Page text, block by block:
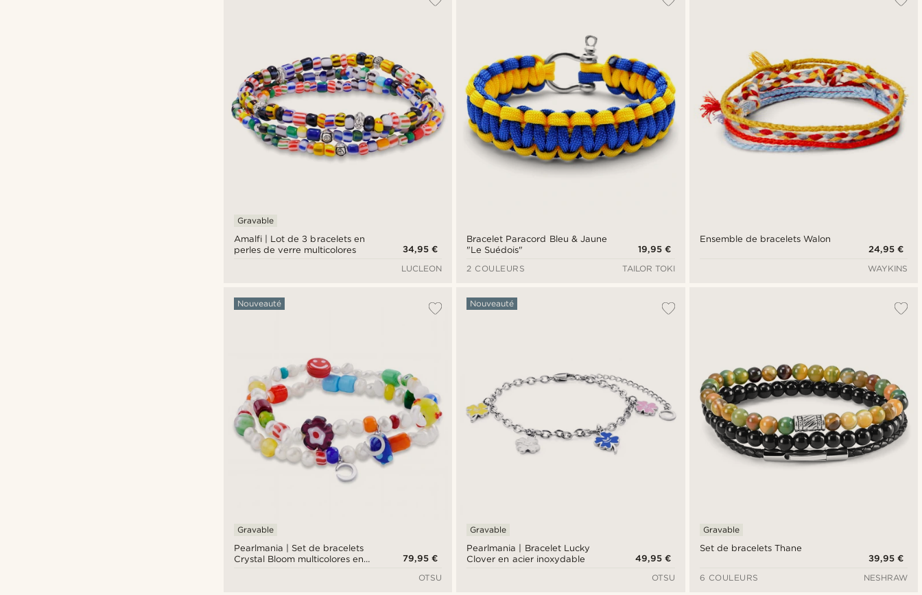
Amalfi | Lot de 3 bracelets en
perles de verre multicolores
Gravable
34,95 €
LUCLEON
Bracelet Paracord Bleu & Jaune
"Le Suédois"
19,95 €
2 COULEURS
TAILOR TOKI
Ensemble de bracelets Walon
24,95 €
WAYKINS
Pearlmania | Set de bracelets
Crystal Bloom multicolores en
Nouveauté
Gravable
79,95 €
OTSU
Pearlmania | Bracelet Lucky
Clover en acier inoxydable
Nouveauté
Gravable
49,95 €
OTSU
Set de bracelets Thane
Gravable
39,95 €
6 COULEURS
NESHRAW